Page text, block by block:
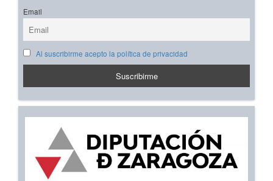
Email
Al suscribirme acepto la política de privacidad